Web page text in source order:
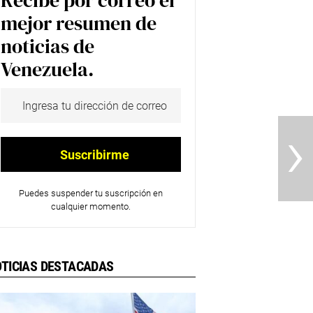
mejor resumen de
noticias de
Venezuela.
Puedes suspender tu suscripción en
cualquier momento.
DESTACADAS
›